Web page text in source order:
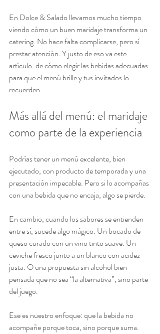
En Dolce & Salado llevamos mucho tiempo
viendo cómo un buen maridaje transforma un
catering. No hace falta complicarse, pero sí
prestar atención. Y justo de eso va este
artículo: de cómo elegir las bebidas adecuadas
para que el menú brille y tus invitados lo
recuerden.
Más allá del menú: el maridaje
como parte de la experiencia
Podrías tener un menú excelente, bien
ejecutado, con producto de temporada y una
presentación impecable. Pero si lo acompañas
con una bebida que no encaja, algo se pierde.
En cambio, cuando los sabores se entienden
entre sí, sucede algo mágico. Un bocado de
queso curado con un vino tinto suave. Un
ceviche fresco junto a un blanco con acidez
justa. O una propuesta sin alcohol bien
pensada que no sea “la alternativa”, sino parte
del juego.
Ese es nuestro enfoque: que la bebida no
acompañe porque toca, sino porque suma.